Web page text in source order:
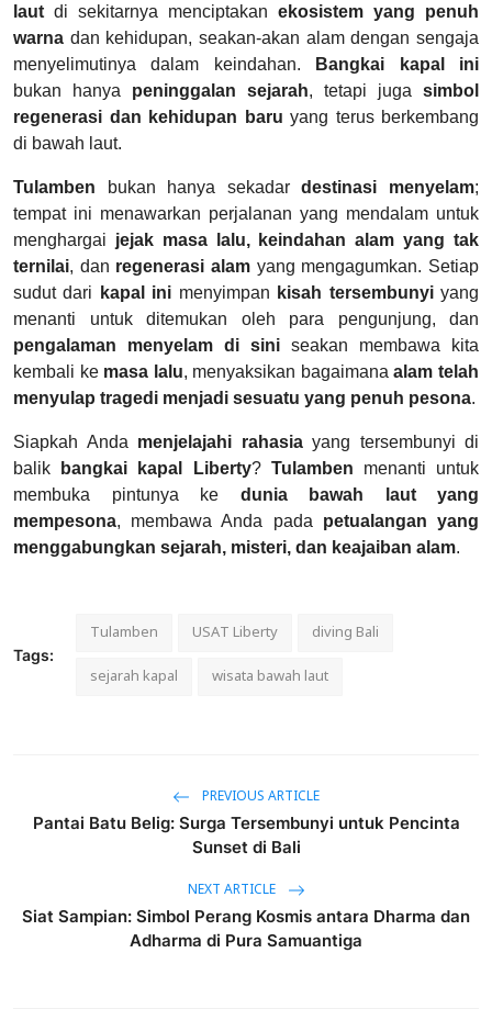
laut di sekitarnya menciptakan ekosistem yang penuh
warna dan kehidupan, seakan-akan alam dengan sengaja
menyelimutinya dalam keindahan.
Bangkai kapal ini
bukan hanya peninggalan sejarah, tetapi juga simbol
regenerasi dan kehidupan baru yang terus berkembang
di bawah laut.
Tulamben bukan hanya sekadardestinasi menyelam;
tempat ini menawarkan perjalanan yang mendalam untuk
menghargai jejak masa lalu, keindahan alam yang tak
ternilai, dan regenerasi alam yang mengagumkan. Setiap
sudut dari
kapal ini menyimpan kisah tersembunyiyang
menanti untuk ditemukan oleh para pengunjung, dan
pengalaman menyelam di sini seakan membawa kita
kembali ke masa lalu, menyaksikan bagaimanaalam telah
menyulap tragedi menjadi sesuatu yang penuh pesona.
Siapkah Anda menjelajahi rahasiayang tersembunyi di
balik
bangkai kapal Liberty? Tulamben menanti untuk
membuka pintunya ke dunia bawah laut yang
mempesona, membawa Anda pada petualangan yang
menggabungkan sejarah, misteri, dan keajaiban alam.
Tags:
Tulamben USAT Liberty
diving Bali
sejarah kapal
wisata bawah laut
PREVIOUS ARTICLE
Pantai Batu Belig: Surga Tersembunyi untuk Pencinta
Sunset di Bali
NEXT ARTICLE
Siat Sampian: Simbol Perang Kosmis antara Dharma dan
Adharma di Pura Samuantiga